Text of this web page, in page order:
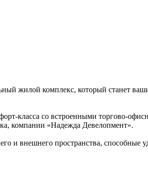
жилой комплекс, который станет
класса со встроенными торгово-
компании «Надежда Девелопмент».
и внешнего пространства, способные